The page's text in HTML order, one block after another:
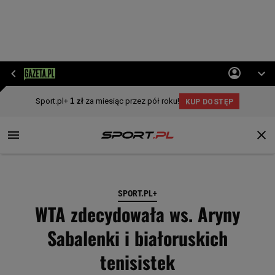
SPORT.PL+
WTA zdecydowała ws. Aryny
Sabalenki i białoruskich
tenisistek